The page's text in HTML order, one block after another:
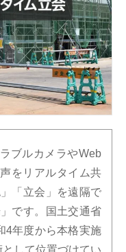
ブルカメラやWeb
をリアルタイム共
「立会」を遠隔で
です。国土交通省
4年度から本格実施
して位置づけてい